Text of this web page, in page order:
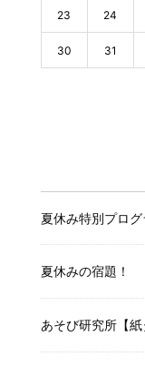
23 24
30 31
夏休み特別プログ
夏休みの宿題！
あそび研究所【紙